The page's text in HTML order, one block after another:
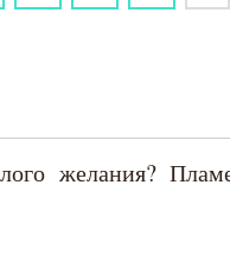
желания?